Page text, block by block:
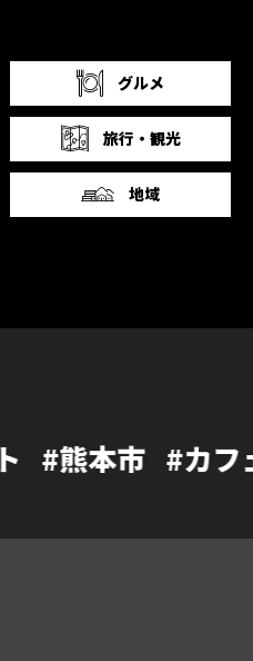
グルメ
旅行・観光
地域
#カフェ #温泉 #